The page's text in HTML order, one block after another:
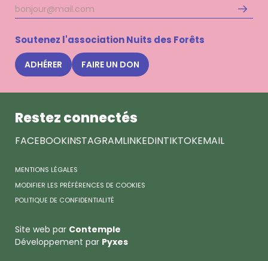
Adresse
mail
Soutenez l'association Nuits des Forêts
ADHÉRER FAIRE UN DON
Restez connectés
FACEBOOKINSTAGRAMLINKEDINTIKTOKEMAIL
MENTIONS LÉGALES
MODIFIER LES PRÉFÉRENCES DE COOKIES
POLITIQUE DE CONFIDENTIALITÉ
Site web par Contemple
Développement par Pyxes